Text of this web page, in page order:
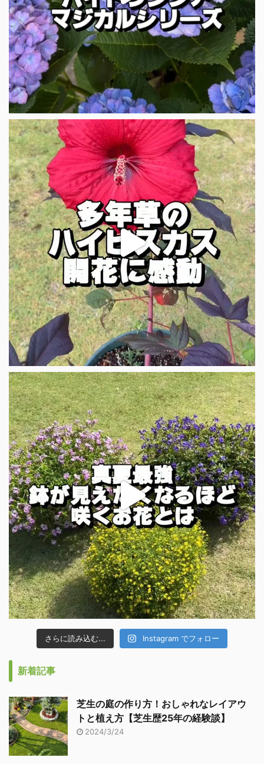
さらに読み込む... Instagram でフォロー
新着記事
芝生の庭の作り方！おしゃれなレイアウ
トと植え方【芝生歴25年の経験談】
2024/3/24